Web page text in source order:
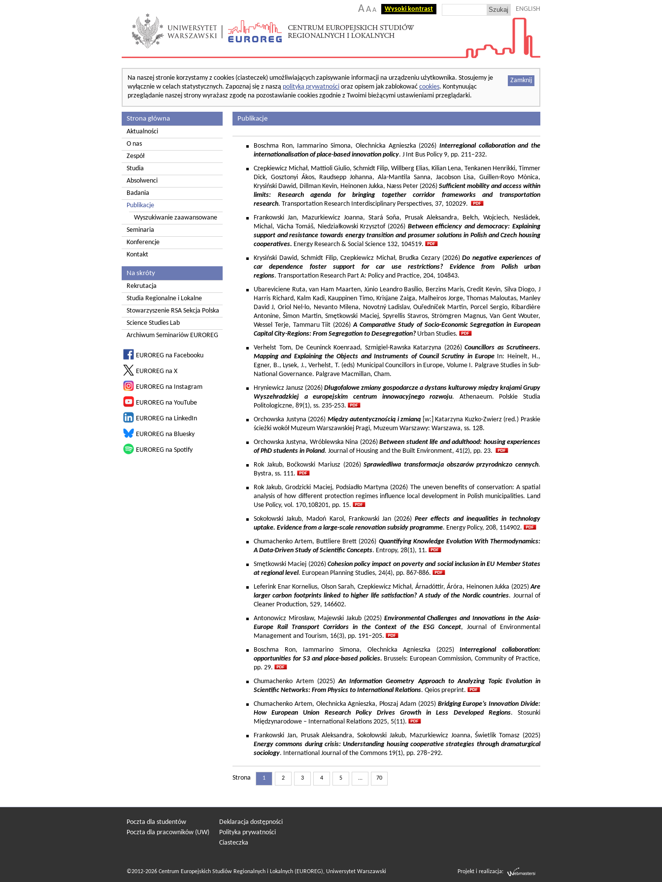
AA A Wysoki kontrast ENGLISH
Zamknij
Na naszej stronie korzystamy z cookies (ciasteczek) umożliwiających zapisywanie informacji na urządzeniu użytkownika. Stosujemy je
wyłącznie w celach statystycznych. Zapoznaj się z naszą polityką prywatności oraz opisem jak zablokować cookies. Kontynuując
przeglądanie naszej strony wyrażasz zgodę na pozostawianie cookies zgodnie z Twoimi bieżącymi ustawieniami przeglądarki.
Strona główna
Aktualności
O nas
Zespół
Studia
Absolwenci
Badania
Publikacje
Wyszukiwanie zaawansowane
Seminaria
Konferencje
Kontakt
Na skróty
Rekrutacja
Studia Regionalne i Lokalne
Stowarzyszenie RSA Sekcja Polska
Science Studies Lab
Archiwum Seminariów EUROREG
EUROREG na Facebooku
EUROREG na X
EUROREG na Instagram
EUROREG na YouTube
EUROREG na LinkedIn
EUROREG na Bluesky
EUROREG na Spotify
Publikacje
Boschma Ron, Iammarino Simona, Olechnicka Agnieszka (2026) Interregional collaboration and the
internationalisation of place-based innovation policy. J Int Bus Policy 9, pp. 211–232.
Czepkiewicz Michał, Mattioli Giulio, Schmidt Filip, Willberg Elias, Kilian Lena, Tenkanen Henrikki, Timmer
Dick, Gosztonyi Ákos, Raudsepp Johanna, Ala-Mantila Sanna, Jacobson Lisa, Guillen-Royo Mònica,
Krysiński Dawid, Dillman Kevin, Heinonen Jukka, Næss Peter (2026) Sufficient mobility and access within
limits: Research agenda for bringing together corridor frameworks and transportation
research. Transportation Research Interdisciplinary Perspectives, 37, 102029.
Frankowski Jan, Mazurkiewicz Joanna, Stará Soňa, Prusak Aleksandra, Bełch, Wojciech, Nesládek,
Michal, Vácha Tomáš, Niedziałkowski Krzysztof (2026) Between efficiency and democracy: Explaining
support and resistance towards energy transition and prosumer solutions in Polish and Czech housing
cooperatives. Energy Research & Social Science 132, 104519.
Krysiński Dawid, Schmidt Filip, Czepkiewicz Michał, Brudka Cezary (2026)Do negative experiences of
car dependence foster support for car use restrictions? Evidence from Polish urban
regions. Transportation Research Part A: Policy and Practice, 204, 104843.
Ubareviciene Ruta, van Ham Maarten, Júnio Leandro Basílio, Berzins Maris, Credit Kevin, Silva Diogo, J
Harris Richard, Kalm Kadi, Kauppinen Timo, Krisjane Zaiga, Malheiros Jorge, Thomas Maloutas, Manley
David J, Oriol Nel-lo, Nevanto Milena, Novotný Ladislav, Ouředníček Martin, Porcel Sergio, Ribardière
Antonine, Šimon Martin, Smętkowski Maciej, Spyrellis Stavros, Strömgren Magnus, Van Gent Wouter,
Wessel Terje, Tammaru Tiit (2026)A Comparative Study of Socio-Economic Segregation in European
Capital City-Regions: From Segregation to Desegregation?Urban Studies.
Verhelst Tom, De Ceuninck Koenraad, Szmigiel-Rawska Katarzyna (2026) Councillors as Scrutineers.
Mapping and Explaining the Objects and Instruments of Council Scrutiny in EuropeIn: Heinelt, H.,
Egner, B., Lysek, J., Verhelst, T. (eds) Municipal Councillors in Europe, Volume I. Palgrave Studies in Sub-
National Governance. Palgrave Macmillan, Cham.
Hryniewicz Janusz (2026) Długofalowe zmiany gospodarcze a dystans kulturowy między krajami Grupy
Wyszehradzkiej a europejskim centrum innowacyjnego rozwoju. Athenaeum. Polskie Studia
Politologiczne, 89(1), ss. 235-253.
Orchowska Justyna (2026) Między autentycznością i zmianą [w:] Katarzyna Kuzko-Zwierz (red.) Praskie
ścieżki wokół Muzeum Warszawskiej Pragi, Muzeum Warszawy: Warszawa, ss. 128.
Orchowska Justyna, Wróblewska Nina (2026)Between student life and adulthood: housing experiences
of PhD students in Poland. Journal of Housing and the Built Environment, 41(2), pp. 23.
Rok Jakub, Boćkowski Mariusz (2026)Sprawiedliwa transformacja obszarów przyrodniczo cennych.
Bystra, ss. 111.
Rok Jakub, Grodzicki Maciej, Podsiadło Martyna (2026) The uneven benefits of conservation: A spatial
analysis of how different protection regimes influence local development in Polish municipalities. Land
Use Policy, vol. 170,108201, pp. 15.
Sokołowski Jakub, Madoń Karol, Frankowski Jan (2026)Peer effects and inequalities in technology
uptake. Evidence from a large-scale renovation subsidy programme. Energy Policy, 208, 114902.
Chumachenko Artem, Buttliere Brett (2026) Quantifying Knowledge Evolution With Thermodynamics:
A Data-Driven Study of Scientific Concepts. Entropy, 28(1), 11.
Smętkowski Maciej (2026) Cohesion policy impact on poverty and social inclusion in EU Member States
at regional level. European Planning Studies, 24(4), pp. 867-886.
Leferink Enar Kornelius, Olson Sarah, Czepkiewicz Michał, Árnadóttir, Áróra, Heinonen Jukka (2025)Are
larger carbon footprints linked to higher life satisfaction? A study of the Nordic countries. Journal of
Cleaner Production, 529, 146602.
Antonowicz Mirosław, Majewski Jakub (2025) Environmental Challenges and Innovations in the Asia-
Europe Rail Transport Corridors in the Context of the ESG Concept, Journal of Environmental
Management and Tourism, 16(3), pp. 191–205.
Boschma Ron, Iammarino Simona, Olechnicka Agnieszka (2025)Interregional collaboration:
opportunities for S3 and place-based policies. Brussels: European Commission, Community of Practice,
pp. 29.
Chumachenko Artem (2025)An Information Geometry Approach to Analyzing Topic Evolution in
Scientific Networks: From Physics to International Relations. Qeios preprint.
Chumachenko Artem, Olechnicka Agnieszka, Płoszaj Adam (2025) Bridging Europe’s Innovation Divide:
How European Union Research Policy Drives Growth in Less Developed Regions. Stosunki
Międzynarodowe – International Relations 2025, 5(11).
Frankowski Jan, Prusak Aleksandra, Sokołowski Jakub, Mazurkiewicz Joanna, Świetlik Tomasz (2025)
Energy commons during crisis: Understanding housing cooperative strategies through dramaturgical
sociology. International Journal of the Commons 19(1), pp. 278–292.
Strona 1 2 3 4 5 ... 70
Poczta dla studentów
Poczta dla pracowników (UW)
Deklaracja dostępności
Polityka prywatności
Ciasteczka
©2012-2026 Centrum Europejskich Studiów Regionalnych i Lokalnych (EUROREG), Uniwersytet Warszawski Projekt i realizacja: